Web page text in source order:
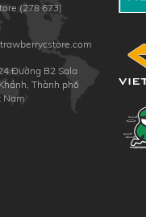
(278 673)
Đường B2 Sala
Thành phố
Nam